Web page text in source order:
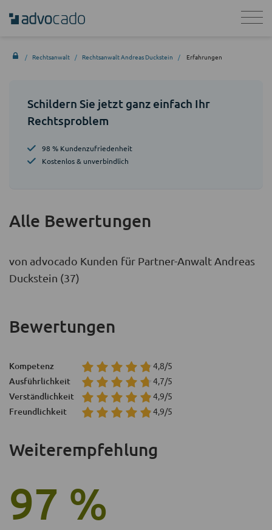
Rechtsanwalt Rechtsanwalt Andreas Duckstein Erfahrungen
Schildern Sie jetzt ganz einfach Ihr
Rechtsproblem
98 % Kundenzufriedenheit
Kostenlos & unverbindlich
Alle Bewertungen
von advocado Kunden für Partner-Anwalt Andreas
Duckstein (37)
Weiterempfehlung
97 %
Bewertungen
Kompetenz 4,8/5
Ausführlichkeit 4,7/5
Verständlichkeit 4,9/5
Freundlichkeit 4,9/5